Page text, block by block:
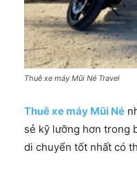
Thuê xe máy Mũi Né Travel
Thuê xe máy Mũi Né
sẻ kỹ lưỡng hơn trong
di chuyển tốt nhất có